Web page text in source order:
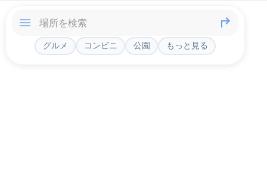
グルメ コンビニ 公園 もっと見る